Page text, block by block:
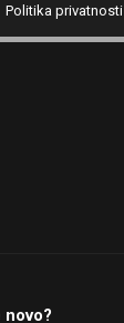
Politika privatnosti
novo?